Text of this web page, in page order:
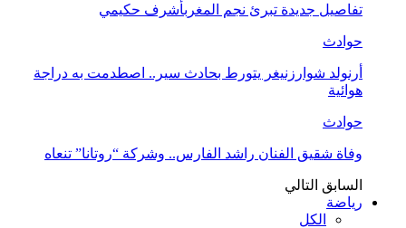
تفاصيل جديدة تبرئ نجم المغربأشرف حكيمي
حوادث
أرنولد شوارزنيغر يتورط بحادث سير.. اصطدمت به دراجة
هوائية
حوادث
وفاة شقيق الفنان راشد الفارس.. وشركة “روتانا” تنعاه
السابق التالي
رياضة
الكل